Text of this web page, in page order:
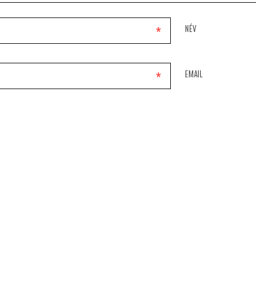
NÉV
*
EMAIL
*